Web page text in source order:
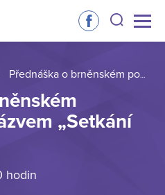
Přednáška o brněnském podzemí pod názvem „Setkání pod Brnem“
„Setkání
hodin